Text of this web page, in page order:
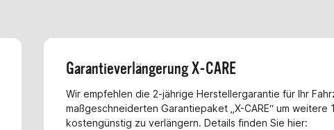
Garantieverlängerung X-CARE
Wir empfehlen die 2-jährige Herstellergarantie für Ihr
maßgeschneiderten Garantiepaket „X-CARE“ um
kostengünstig zu verlängern. Details finden Sie hier: